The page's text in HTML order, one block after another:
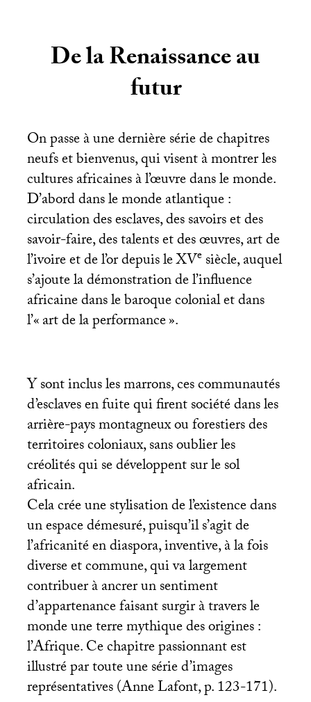
De la Renaissance au
futur
On passe à une dernière série de chapitres
neufs et bienvenus, qui visent à montrer les
cultures africaines à l’œuvre dans le monde.
D’abord dans le monde atlantique :
circulation des esclaves, des savoirs et des
savoir-faire, des talents et des œuvres, art de
l’ivoire et de l’or depuis leXVesiècle, auquel
s’ajoute la démonstration de l’influence
africaine dans le baroque colonial et dans
l’«art de la performance».
Y sont inclus les marrons, ces communautés
d’esclaves en fuite qui firent société dans les
arrière-pays montagneux ou forestiers des
territoires coloniaux, sans oublier les
créolités qui se développent sur le sol
africain.
Cela crée une stylisation de l’existence dans
un espace démesuré, puisqu’il s’agit de
l’africanité en diaspora, inventive, à la fois
diverse et commune, qui va largement
contribuer à ancrer un sentiment
d’appartenance faisant surgir à travers le
monde une terre mythique des origines :
l’Afrique. Ce chapitre passionnant est
illustré par toute une série d’images
représentatives (Anne Lafont, p. 123-171).